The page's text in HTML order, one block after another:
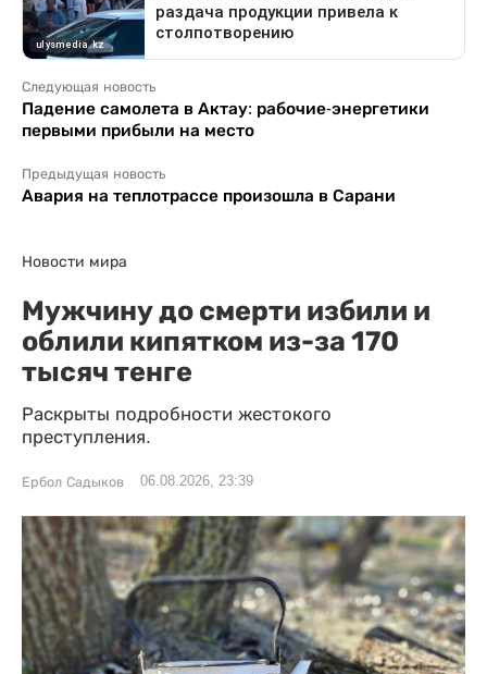
Следующая новость
Падение самолета в Актау: рабочие-энергетики
первыми прибыли на место
Предыдущая новость
Авария на теплотрассе произошла в Сарани
Новости мира
Мужчину до смерти избили и
облили кипятком из-за 170
тысяч тенге
Раскрыты подробности жестокого
преступления.
Ербол Садыков 06.08.2026, 23:39